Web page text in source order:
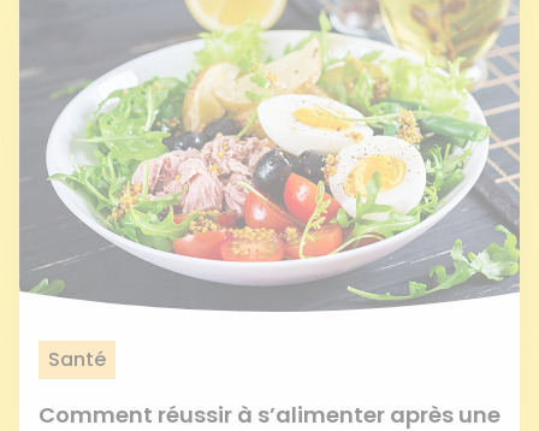
Santé
Comment réussir à s’alimenter après une